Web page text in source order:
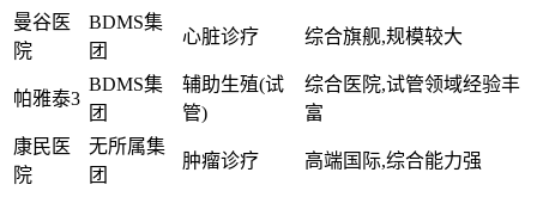
曼谷医
院
BDMS集
团
心脏诊疗 综合旗舰,规模较大
帕雅泰3
BDMS集
团
辅助生殖(试
管)
综合医院,试管领域经验丰
富
康民医
院
无所属集
团
肿瘤诊疗 高端国际,综合能力强